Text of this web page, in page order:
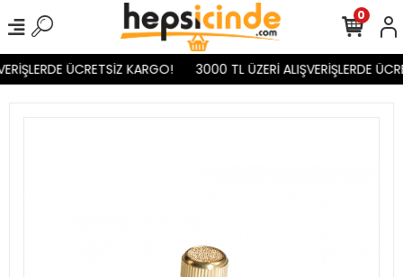
ÜCRETSİZ KARGO! 3000 TL ÜZERİ ALIŞVERİŞLERDE
0